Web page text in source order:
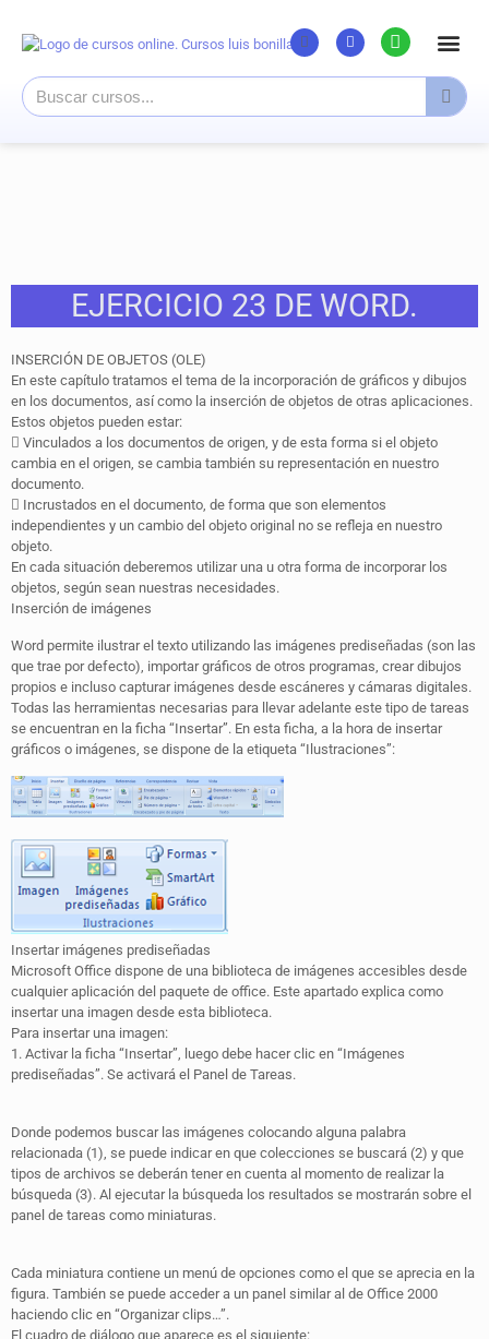
EJERCICIO 23 DE WORD.
INSERCIÓN DE OBJETOS (OLE)
En este capítulo tratamos el tema de la incorporación de gráficos y dibujos
en los documentos, así como la inserción de objetos de otras aplicaciones.
Estos objetos pueden estar:
 Vinculados a los documentos de origen, y de esta forma si el objeto
cambia en el origen, se cambia también su representación en nuestro
documento.
 Incrustados en el documento, de forma que son elementos
independientes y un cambio del objeto original no se refleja en nuestro
objeto.
En cada situación deberemos utilizar una u otra forma de incorporar los
objetos, según sean nuestras necesidades.
Inserción de imágenes
Word permite ilustrar el texto utilizando las imágenes prediseñadas (son las
que trae por defecto), importar gráficos de otros programas, crear dibujos
propios e incluso capturar imágenes desde escáneres y cámaras digitales.
Todas las herramientas necesarias para llevar adelante este tipo de tareas
se encuentran en la ficha “Insertar”. En esta ficha, a la hora de insertar
gráficos o imágenes, se dispone de la etiqueta “Ilustraciones”:
Insertar imágenes prediseñadas
Microsoft Office dispone de una biblioteca de imágenes accesibles desde
cualquier aplicación del paquete de office. Este apartado explica como
insertar una imagen desde esta biblioteca.
Para insertar una imagen:
1. Activar la ficha “Insertar”, luego debe hacer clic en “Imágenes
prediseñadas”. Se activará el Panel de Tareas.
Donde podemos buscar las imágenes colocando alguna palabra
relacionada (1), se puede indicar en que colecciones se buscará (2) y que
tipos de archivos se deberán tener en cuenta al momento de realizar la
búsqueda (3). Al ejecutar la búsqueda los resultados se mostrarán sobre el
panel de tareas como miniaturas.
Cada miniatura contiene un menú de opciones como el que se aprecia en la
figura. También se puede acceder a un panel similar al de Office 2000
haciendo clic en “Organizar clips…”.
El cuadro de diálogo que aparece es el siguiente: